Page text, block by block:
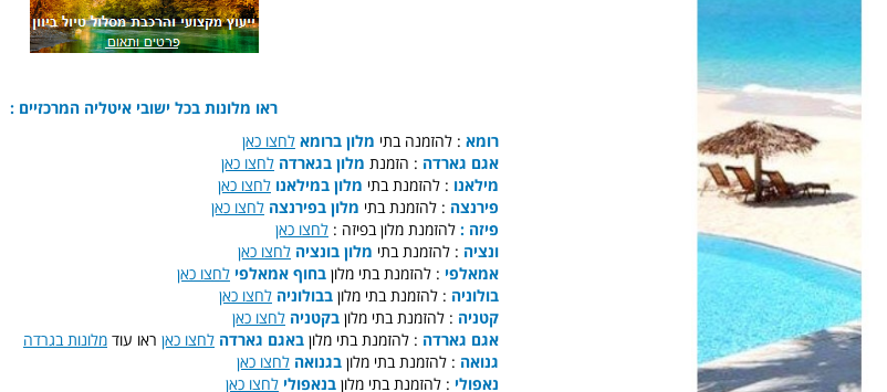
ראו מלונות בכל ישובי איטליה המרכזיים :
רומא : להזמנה בתי מלון ברומא לחצו כאן
אגם גארדה : הזמנת מלון בגארדה לחצו כאן
מילאנו : להזמנת בתי מלון במילאנו לחצו כאן
פירנצה : להזמנת בתי מלון בפירנצה לחצו כאן
פיזה : להזמנת מלון בפיזה : לחצו כאן
ונציה : להזמנת בתי מלון בונציה לחצו כאן
אמאלפי : להזמנת בתי מלון בחוף אמאלפי לחצו כאן
בולוניה : להזמנת בתי מלון בבולוניה לחצו כאן
קטניה : להזמנת בתי מלון בקטניה לחצו כאן
אגם גארדה : להזמנת בתי מלון באגם גארדה לחצו כאן ראו עוד מלונות בגרדה
גנואה : להזמנת בתי מלון בגנואה לחצו כאן
נאפולי : להזמנת בתי מלון בנאפולי לחצו כאן